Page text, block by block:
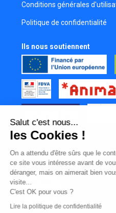
Conditions générales
Politique de confidentialité
Ils nous soutiennent
Tous nos partenaires
Mur des contributeurs
Salut c'est nous...
les Cookies !
On a attendu d'être sûrs que le
ce site vous intéresse avant de
déranger, mais on aimerait bien
visite...
C'est OK pour vous ?
Lire la politique de confidentialité